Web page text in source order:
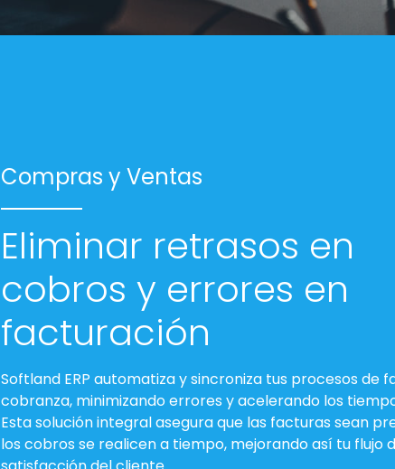
Compras y Ventas
Eliminar retrasos en
cobros y errores en
facturación
Softland ERP automatiza y sincroniza tus procesos de
cobranza, minimizando errores y acelerando los
Esta solución integral asegura que las facturas sean
los cobros se realicen a tiempo, mejorando así tu flujo